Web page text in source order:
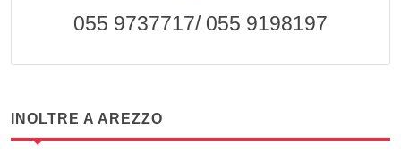
055 9737717/ 055 9198197
INOLTRE A AREZZO